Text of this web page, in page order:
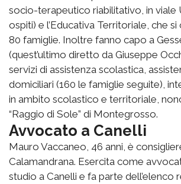
socio-terapeutico riabilitativo, in viale
ospiti) e l’Educativa Territoriale, che
80 famiglie. Inoltre fanno capo a
(quest’ultimo diretto da Giuseppe
servizi di assistenza scolastica,
domiciliari (160 le famiglie seguite),
in ambito scolastico e territoriale,
“Raggio di Sole” di Montegrosso.
Avvocato a Canelli
Mauro Vaccaneo, 46 anni, è
Calamandrana. Esercita come
studio a Canelli e fa parte dell’elenco